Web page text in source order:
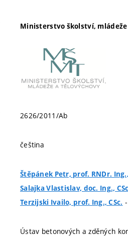
Ministerstvo školství, mládeže
2626/2011/Ab
čeština
Štěpánek Petr, prof. RNDr.
Salajka Vlastislav, doc. Ing.,
Terzijski Ivailo, prof. Ing., CSc.
Ústav betonových a zděných